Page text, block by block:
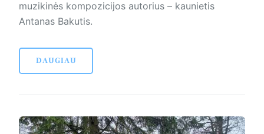
muzikinės kompozicijos autorius – kaunietis
Antanas Bakutis.
DAUGIAU